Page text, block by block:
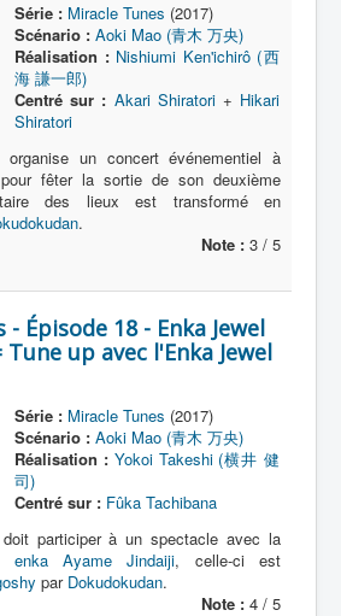
Série : Miracle Tunes (2017)
Scénario : Aoki Mao (青木 万央)
Réalisation : Nishiumi Ken'ichirô (西
海 謙一郎)
Centré sur : Akari Shiratori+ Hikari
Shiratori
organise un concert événementiel à
pour fêter la sortie de son deuxième
des lieux est transformé en
.
Note : 3 / 5
Épisode 18 - Enka Jewel
up avec l'Enka Jewel
Série : Miracle Tunes (2017)
Scénario : Aoki Mao (青木 万央)
Réalisation : Yokoi Takeshi (横井 健
司)
Centré sur : Fûka Tachibana
participer à un spectacle avec la
enka Ayame Jindaiji, celle-ci est
par Dokudokudan.
Note : 4 / 5